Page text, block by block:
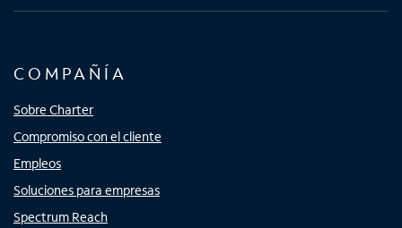
COMPAÑÍA
Sobre Charter
Compromiso con el cliente
Empleos
Soluciones para empresas
Spectrum Reach